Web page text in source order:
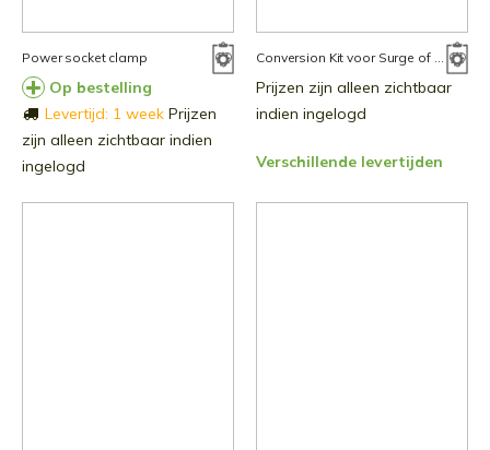
Power socket clamp
Op bestelling
Levertijd: 1 weekPrijzen
zijn alleen zichtbaar indien
ingelogd
Conversion Kit voor Surge of Swift+
Prijzen zijn alleen zichtbaar
indien ingelogd
Verschillende levertijden